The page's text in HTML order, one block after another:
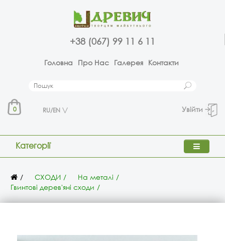
+38 (067) 99 11 6 11
Головна Про Нас Галерея Контакти
0 RU/EN Увійти
Категорії
СХОДИ
На металі
Гвинтові дерев'яні сходи